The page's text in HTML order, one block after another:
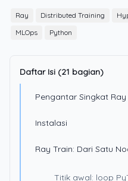
Ray Distributed Training
MLOps
Python
Daftar Isi (21 bagian)
Pengantar Singkat
Instalasi
Ray Train: Dari Satu
Titik awal: loop